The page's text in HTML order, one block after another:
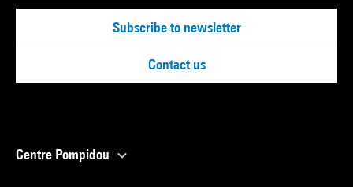
Subscribe to newsletter
Contact us
Centre Pompidou